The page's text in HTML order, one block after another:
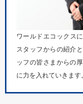
ワールドエコックス
スタッフからの紹介
ッフの皆さまからの
に力を入れていきます